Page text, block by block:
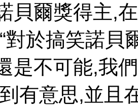
貝爾獎得主,
說:“對於搞笑
還是不可能,
感到有意思,並且